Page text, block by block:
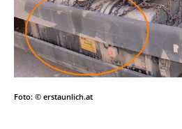
Foto: © erstaunlich.at